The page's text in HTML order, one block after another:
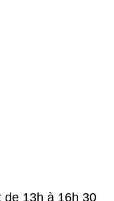
de 13h à 16h 30